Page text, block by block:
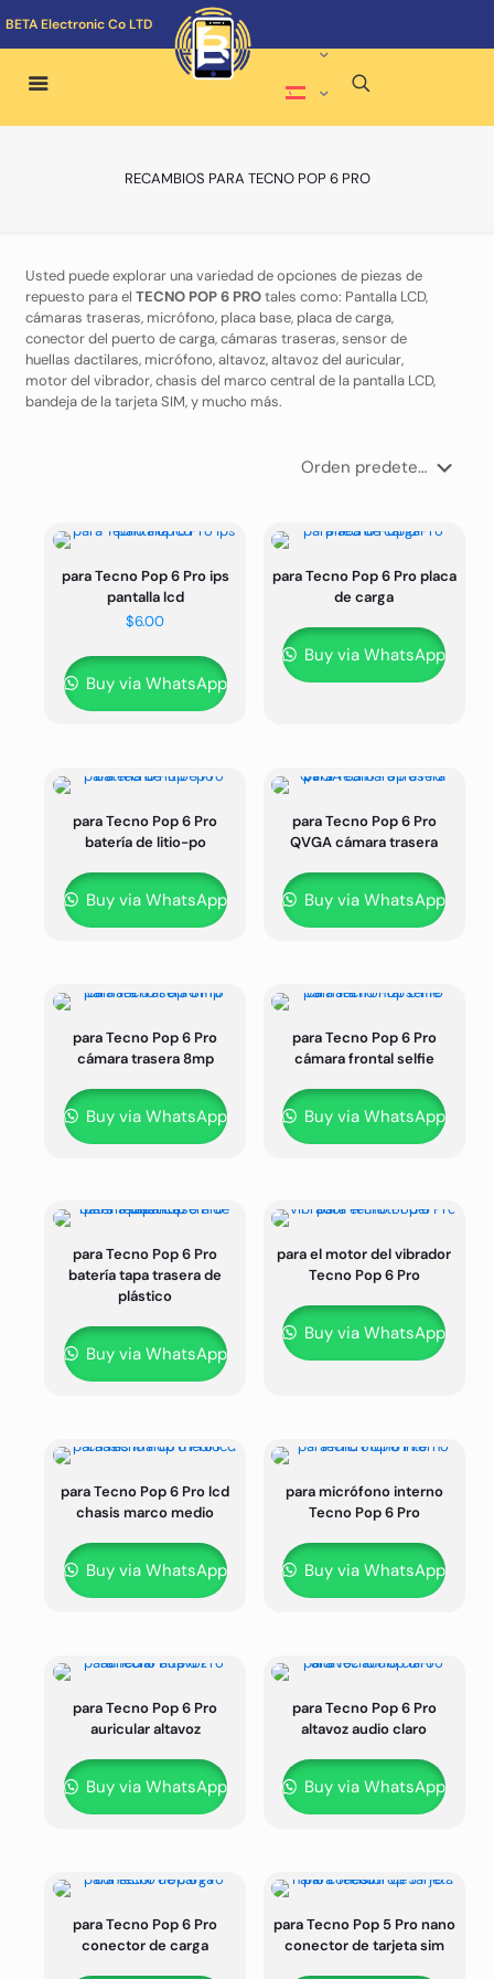
BETA Electronic Co LTD
RECAMBIOS PARA TECNO POP 6 PRO
Usted puede explorar una variedad de opciones de piezas de
repuesto para el TECNO POP 6 PROtales como: Pantalla LCD,
cámaras traseras, micrófono, placa base, placa de carga,
conector del puerto de carga, cámaras traseras, sensor de
huellas dactilares, micrófono, altavoz, altavoz del auricular,
motor del vibrador, chasis del marco central de la pantalla LCD,
bandeja de la tarjeta SIM, y mucho más.
para Tecno Pop 6 Pro ips
pantalla lcd
$6.00
Buy via WhatsApp
para Tecno Pop 6 Pro placa
de carga
Buy via WhatsApp
para Tecno Pop 6 Pro
batería de litio-po
Buy via WhatsApp
para Tecno Pop 6 Pro
QVGA cámara trasera
Buy via WhatsApp
para Tecno Pop 6 Pro
cámara trasera 8mp
Buy via WhatsApp
para Tecno Pop 6 Pro
cámara frontal selfie
Buy via WhatsApp
para Tecno Pop 6 Pro
batería tapa trasera de
plástico
Buy via WhatsApp
para el motor del vibrador
Tecno Pop 6 Pro
Buy via WhatsApp
para Tecno Pop 6 Pro lcd
chasis marco medio
Buy via WhatsApp
para micrófono interno
Tecno Pop 6 Pro
Buy via WhatsApp
para Tecno Pop 6 Pro
auricular altavoz
Buy via WhatsApp
para Tecno Pop 6 Pro
altavoz audio claro
Buy via WhatsApp
para Tecno Pop 6 Pro
conector de carga
para Tecno Pop 5 Pro nano
conector de tarjeta sim